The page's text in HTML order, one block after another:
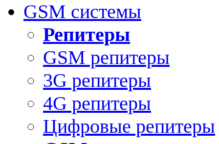
GSM системы
Репитеры
GSM репитеры
3G репитеры
4G репитеры
Цифровые репитеры